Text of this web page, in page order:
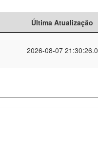
Última Atualização
2026-08-07 21:30:26.0